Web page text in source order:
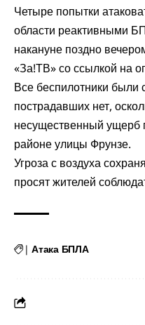
Четыре попытки
области реактивными
накануне поздно
«За!ТВ» со ссылкой на
Все беспилотники
пострадавших нет,
несущественный ущерб
районе улицы Фрунзе.
Угроза с воздуха
просят жителей
| Атака БПЛА